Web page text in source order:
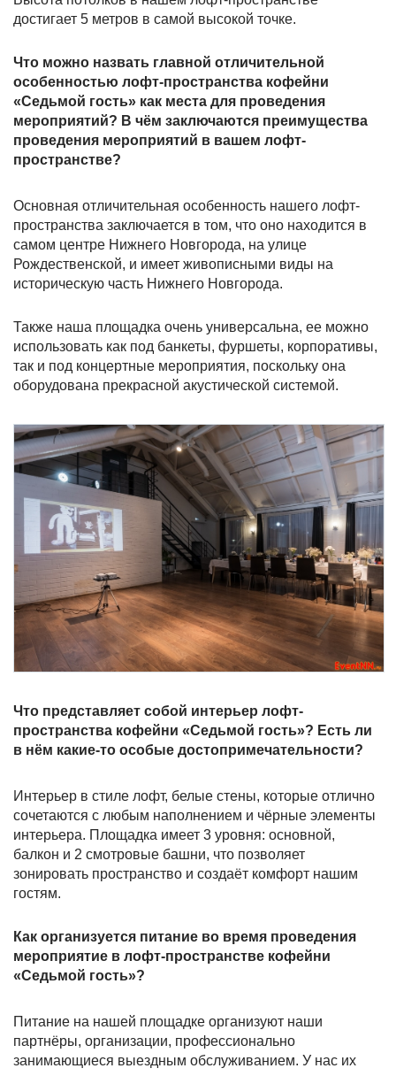
достигает 5 метров в самой высокой точке.
Что можно назвать главной отличительной
особенностью лофт-пространства кофейни
«Седьмой гость» как места для проведения
мероприятий? В чём заключаются преимущества
проведения мероприятий в вашем лофт-
пространстве?
Основная отличительная особенность нашего лофт-
пространства заключается в том, что оно находится в
самом центре Нижнего Новгорода, на улице
Рождественской, и имеет живописными виды на
историческую часть Нижнего Новгорода.
Также наша площадка очень универсальна, ее можно
использовать как под банкеты, фуршеты, корпоративы,
так и под концертные мероприятия, поскольку она
оборудована прекрасной акустической системой.
Что представляет собой интерьер лофт-
пространства кофейни «Седьмой гость»? Есть ли
в нём какие-то особые достопримечательности?
Интерьер в стиле лофт, белые стены, которые отлично
сочетаются с любым наполнением и чёрные элементы
интерьера. Площадка имеет 3 уровня: основной,
балкон и 2 смотровые башни, что позволяет
зонировать пространство и создаёт комфорт нашим
гостям.
Как организуется питание во время проведения
мероприятие в лофт-пространстве кофейни
«Седьмой гость»?
Питание на нашей площадке организуют наши
партнёры, организации, профессионально
занимающиеся выездным обслуживанием. У нас их